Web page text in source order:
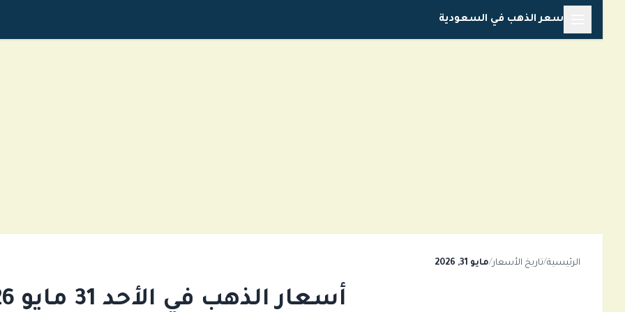
المحتوى
سعر الذهب في السعودية
الرئيسية/تاريخ الأسعار/مايو 31, 2026
أسعار الذهب في الأحد 31 مايو 2026